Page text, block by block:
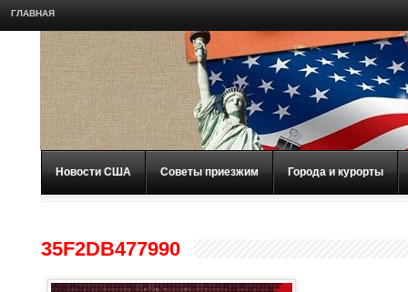
ГЛАВНАЯ
Новости США Советы приезжим Города и курорты
35F2DB477990